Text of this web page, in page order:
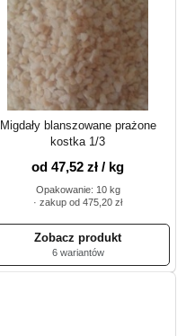
Migdały blanszowane prażone
kostka 1/3
od 47,52 zł / kg
Opakowanie: 10 kg
· zakup od 475,20 zł
6 wariantów